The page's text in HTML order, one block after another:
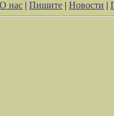
О нас | Пишите | Новости |